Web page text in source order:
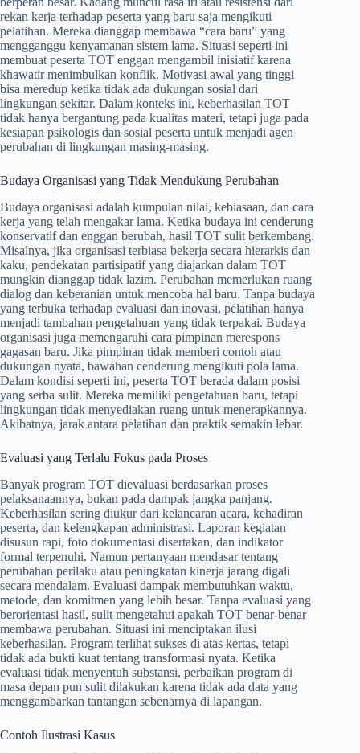
rekan kerja terhadap peserta yang baru saja mengikuti
pelatihan. Mereka dianggap membawa “cara baru” yang
mengganggu kenyamanan sistem lama. Situasi seperti ini
membuat peserta TOT enggan mengambil inisiatif karena
khawatir menimbulkan konflik. Motivasi awal yang tinggi
bisa meredup ketika tidak ada dukungan sosial dari
lingkungan sekitar. Dalam konteks ini, keberhasilan TOT
tidak hanya bergantung pada kualitas materi, tetapi juga pada
kesiapan psikologis dan sosial peserta untuk menjadi agen
perubahan di lingkungan masing-masing.
Budaya Organisasi yang Tidak Mendukung Perubahan
Budaya organisasi adalah kumpulan nilai, kebiasaan, dan cara
kerja yang telah mengakar lama. Ketika budaya ini cenderung
konservatif dan enggan berubah, hasil TOT sulit berkembang.
Misalnya, jika organisasi terbiasa bekerja secara hierarkis dan
kaku, pendekatan partisipatif yang diajarkan dalam TOT
mungkin dianggap tidak lazim. Perubahan memerlukan ruang
dialog dan keberanian untuk mencoba hal baru. Tanpa budaya
yang terbuka terhadap evaluasi dan inovasi, pelatihan hanya
menjadi tambahan pengetahuan yang tidak terpakai. Budaya
organisasi juga memengaruhi cara pimpinan merespons
gagasan baru. Jika pimpinan tidak memberi contoh atau
dukungan nyata, bawahan cenderung mengikuti pola lama.
Dalam kondisi seperti ini, peserta TOT berada dalam posisi
yang serba sulit. Mereka memiliki pengetahuan baru, tetapi
lingkungan tidak menyediakan ruang untuk menerapkannya.
Akibatnya, jarak antara pelatihan dan praktik semakin lebar.
Evaluasi yang Terlalu Fokus pada Proses
Banyak program TOT dievaluasi berdasarkan proses
pelaksanaannya, bukan pada dampak jangka panjang.
Keberhasilan sering diukur dari kelancaran acara, kehadiran
peserta, dan kelengkapan administrasi. Laporan kegiatan
disusun rapi, foto dokumentasi disertakan, dan indikator
formal terpenuhi. Namun pertanyaan mendasar tentang
perubahan perilaku atau peningkatan kinerja jarang digali
secara mendalam. Evaluasi dampak membutuhkan waktu,
metode, dan komitmen yang lebih besar. Tanpa evaluasi yang
berorientasi hasil, sulit mengetahui apakah TOT benar-benar
membawa perubahan. Situasi ini menciptakan ilusi
keberhasilan. Program terlihat sukses di atas kertas, tetapi
tidak ada bukti kuat tentang transformasi nyata. Ketika
evaluasi tidak menyentuh substansi, perbaikan program di
masa depan pun sulit dilakukan karena tidak ada data yang
menggambarkan tantangan sebenarnya di lapangan.
Contoh Ilustrasi Kasus